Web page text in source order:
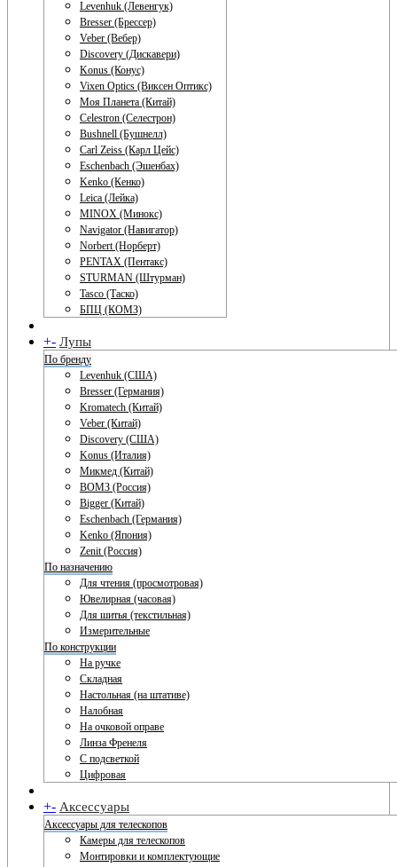
Levenhuk (Левенгук)
Bresser (Брессер)
Veber (Вебер)
Discovery (Дискавери)
Konus (Конус)
Vixen Optics (Виксен Оптикс)
Моя Планета (Китай)
Celestron (Селестрон)
Bushnell (Бушнелл)
Carl Zeiss (Карл Цейс)
Eschenbach (Эшенбах)
Kenko (Кенко)
Leica (Лейка)
MINOX (Минокс)
Navigator (Навигатор)
Norbert (Норберт)
PENTAX (Пентакс)
STURMAN (Штурман)
Tasco (Таско)
БПЦ (КОМЗ)
+- Лупы
По бренду
Levenhuk (США)
Bresser (Германия)
Kromatech (Китай)
Veber (Китай)
Discovery (США)
Konus (Италия)
Микмед (Китай)
ВОМЗ (Россия)
Bigger (Китай)
Eschenbach (Германия)
Kenko (Япония)
Zenit (Россия)
По назначению
Для чтения (просмотровая)
Ювелирная (часовая)
Для шитья (текстильная)
Измерительные
По конструкции
На ручке
Складная
Настольная (на штативе)
Налобная
На очковой оправе
Линза Френеля
С подсветкой
Цифровая
+- Аксессуары
Аксессуары для телескопов
Камеры для телескопов
Монтировки и комплектующие